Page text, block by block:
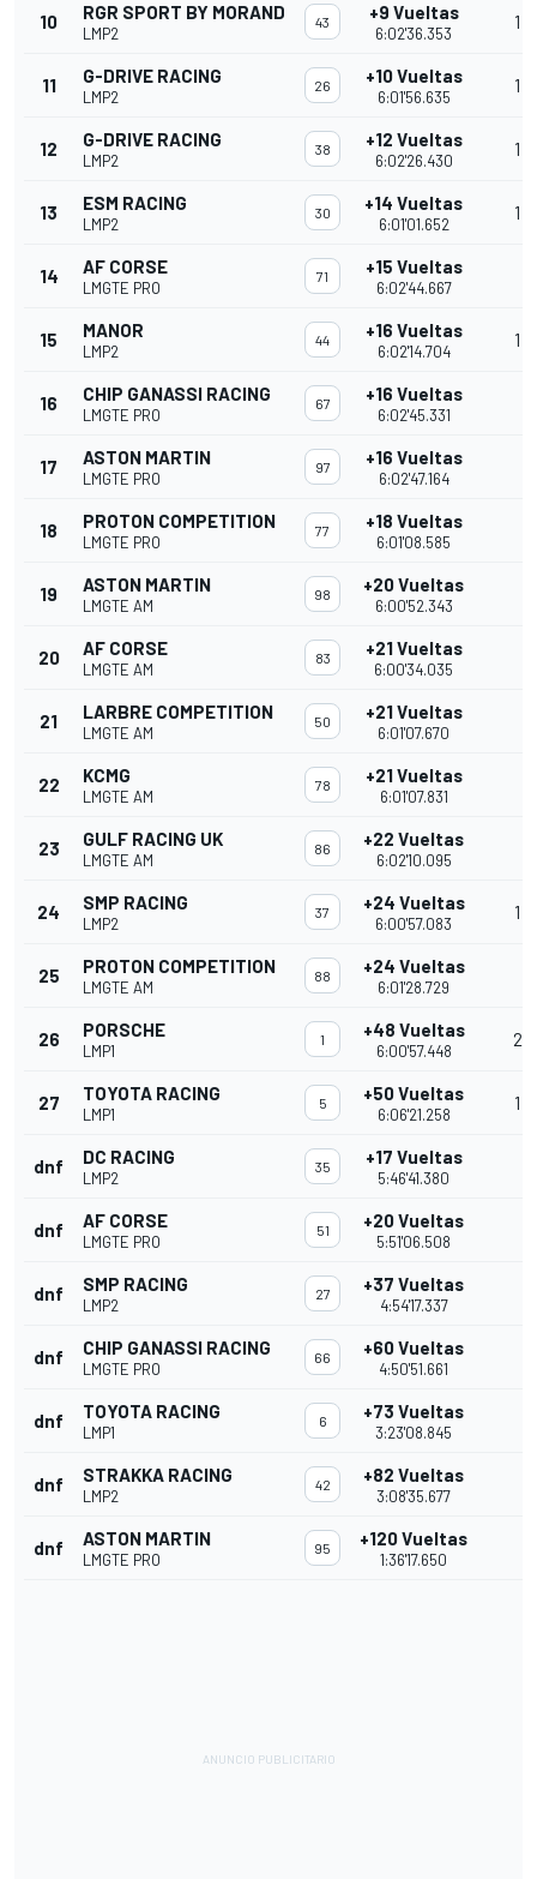
10 RGR SPORT BY MORAND
LMP2
43 +9 Vueltas
6:02'36.353
1
11 G-DRIVE RACING
LMP2
26 +10 Vueltas
6:01'56.635
1
12 G-DRIVE RACING
LMP2
38 +12 Vueltas
6:02'26.430
1
13 ESM RACING
LMP2
30 +14 Vueltas
6:01'01.652
1
14 AF CORSE
LMGTE PRO
71 +15 Vueltas
6:02'44.667
15 MANOR
LMP2
44 +16 Vueltas
6:02'14.704
1
16 CHIP GANASSI RACING
LMGTE PRO
67 +16 Vueltas
6:02'45.331
17 ASTON MARTIN
LMGTE PRO
97 +16 Vueltas
6:02'47.164
18 PROTON COMPETITION
LMGTE PRO
77 +18 Vueltas
6:01'08.585
19 ASTON MARTIN
LMGTE AM
98 +20 Vueltas
6:00'52.343
20 AF CORSE
LMGTE AM
83 +21 Vueltas
6:00'34.035
21 LARBRE COMPETITION
LMGTE AM
50 +21 Vueltas
6:01'07.670
22 KCMG
LMGTE AM
78 +21 Vueltas
6:01'07.831
23 GULF RACING UK
LMGTE AM
86 +22 Vueltas
6:02'10.095
24 SMP RACING
LMP2
37 +24 Vueltas
6:00'57.083
1
25 PROTON COMPETITION
LMGTE AM
88 +24 Vueltas
6:01'28.729
26 PORSCHE
LMP1
1 +48 Vueltas
6:00'57.448
2
27 TOYOTA RACING
LMP1
5 +50 Vueltas
6:06'21.258
1
dnf DC RACING
LMP2
35 +17 Vueltas
5:46'41.380
dnf AF CORSE
LMGTE PRO
51 +20 Vueltas
5:51'06.508
dnf SMP RACING
LMP2
27 +37 Vueltas
4:54'17.337
dnf CHIP GANASSI RACING
LMGTE PRO
66 +60 Vueltas
4:50'51.661
dnf TOYOTA RACING
LMP1
6 +73 Vueltas
3:23'08.845
dnf STRAKKA RACING
LMP2
42 +82 Vueltas
3:08'35.677
dnf ASTON MARTIN
LMGTE PRO
95 +120 Vueltas
1:36'17.650